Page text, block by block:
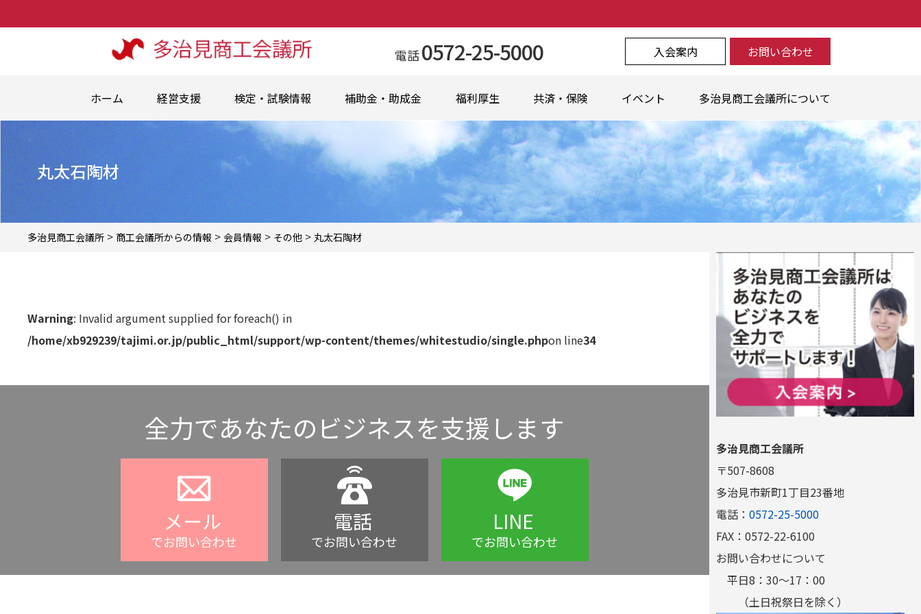
電話0572-25-5000 入会案内 お問い合わせ
ホーム 経営支援 検定・試験情報 補助金・助成金 福利厚生 共済・保険 イベント 多治見商工会議所について
丸太石陶材
多治見商工会議所 > 商工会議所からの情報 > 会員情報 > その他 > 丸太石陶材
Warning: Invalid argument supplied for foreach() in
/home/xb929239/tajimi.or.jp/public_html/support/wp-content/themes/whitestudio/single.phpon line34
全力であなたのビジネスを支援します
メール
でお問い合わせ
電話
でお問い合わせ
LINE
でお問い合わせ
多治見商工会議所
〒507-8608
多治見市新町1丁目23番地
電話： 0572-25-5000
FAX：0572-22-6100
お問い合わせについて
平日8：30～17：00
（土日祝祭日を除く）